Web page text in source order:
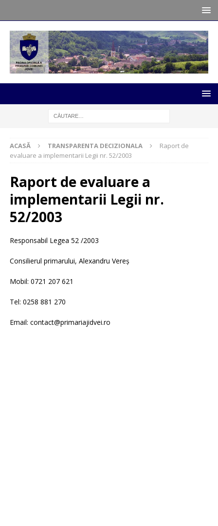
ACASĂ TRANSPARENTA DECIZIONALA
Raport de
evaluare a implementarii Legii nr. 52/2003
Raport de evaluare a
implementarii Legii nr.
52/2003
Responsabil Legea 52 /2003
Consilierul primarului, Alexandru Vereș
Mobil: 0721 207 621
Tel: 0258 881 270
Email: contact@primariajidvei.ro